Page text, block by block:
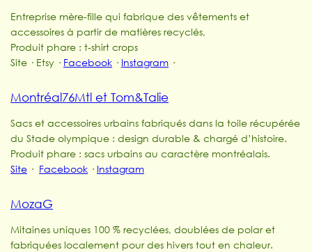
Entreprise mère-fille qui fabrique des vêtements et
accessoires à partir de matières recyclés,
Produit phare : t-shirt crops
Site · Etsy · Facebook · Instagram ·
Montréal76Mtl et Tom&Talie
Sacs et accessoires urbains fabriqués dans la toile récupérée
du Stade olympique : design durable & chargé d’histoire.
Produit phare : sacs urbains au caractère montréalais.
Site · Facebook · Instagram
MozaG
Mitaines uniques 100 % recyclées, doublées de polar et
fabriquées localement pour des hivers tout en chaleur.